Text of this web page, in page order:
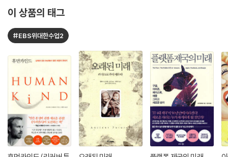
이 상품의 태그
#EBS위대한수업2